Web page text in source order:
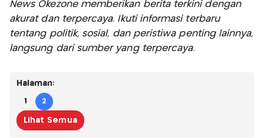
News Okezone memberikan berita terkini dengan
akurat dan terpercaya. Ikuti informasi terbaru
tentang politik, sosial, dan peristiwa penting lainnya,
langsung dari sumber yang terpercaya.
Halaman:
1 2
Lihat Semua